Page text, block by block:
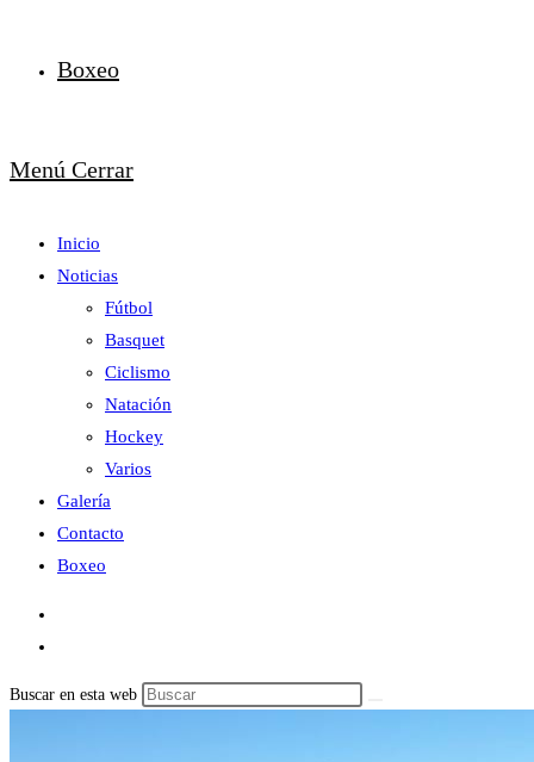
Boxeo
Menú Cerrar
Inicio
Noticias
Fútbol
Basquet
Ciclismo
Natación
Hockey
Varios
Galería
Contacto
Boxeo
Buscar en esta web